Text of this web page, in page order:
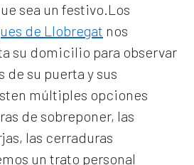
sea un festivo.Los
de Llobregat nos
su domicilio para observar
su puerta y sus
múltiples opciones
de sobreponer, las
las cerraduras
un trato personal